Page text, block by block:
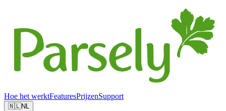
Hoe het werktFeaturesPrijzenSupport
🇳🇱NL